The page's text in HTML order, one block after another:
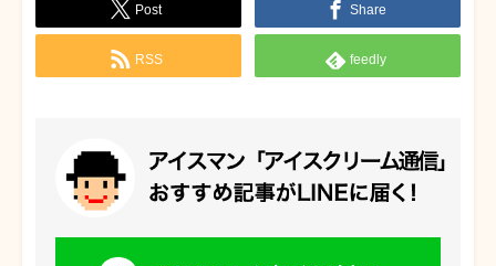
Post Share
RSS feedly